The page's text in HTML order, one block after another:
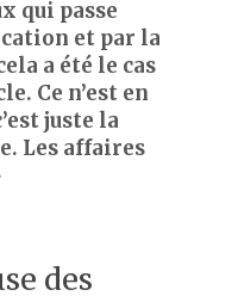
qui passe
et par la
a été le cas
Ce n’est en
juste la
Les affaires
des